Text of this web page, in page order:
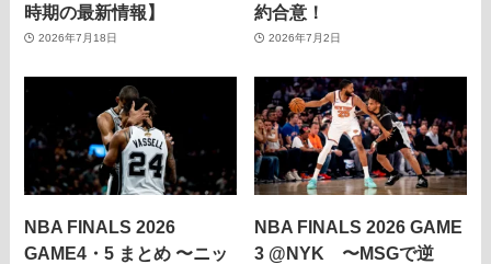
時期の最新情報】
2026年7月18日
約合意！
2026年7月2日
NBA FINALS 2026
GAME4・5 まとめ 〜ニッ
NBA FINALS 2026 GAME
3 @NYK 〜MSGで逆